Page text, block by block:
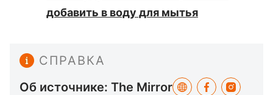
добавить в воду для мытья
СПРАВКА
Об источнике: The Mirror